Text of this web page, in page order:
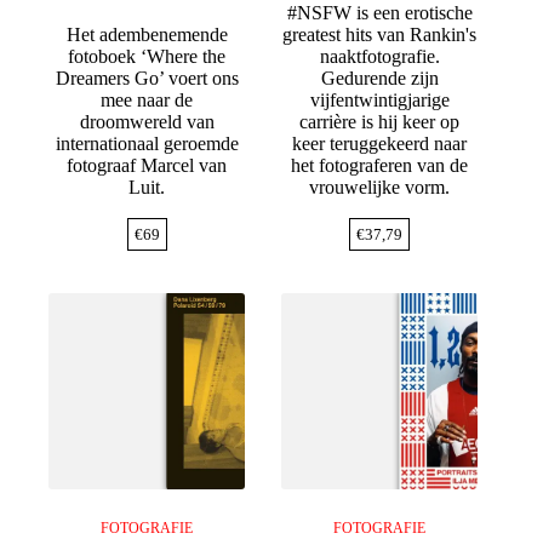
Het adembenemende
fotoboek ‘Where the
Dreamers Go’ voert ons
mee naar de
droomwereld van
internationaal geroemde
fotograaf Marcel van
Luit.
€69
#NSFW is een erotische
greatest hits van Rankin's
naaktfotografie.
Gedurende zijn
vijfentwintigjarige
carrière is hij keer op
keer teruggekeerd naar
het fotograferen van de
vrouwelijke vorm.
€37,79
FOTOGRAFIE FOTOGRAFIE